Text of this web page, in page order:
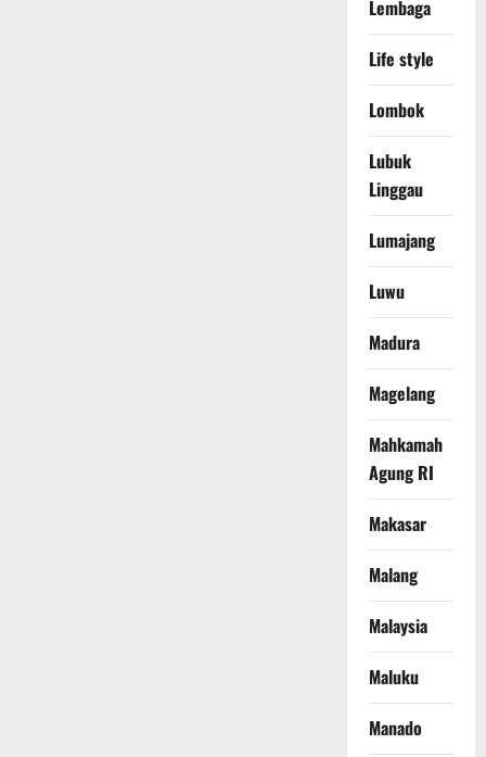
Lembaga
Life style
Lombok
Lubuk
Linggau
Lumajang
Luwu
Madura
Magelang
Mahkamah
Agung RI
Makasar
Malang
Malaysia
Maluku
Manado